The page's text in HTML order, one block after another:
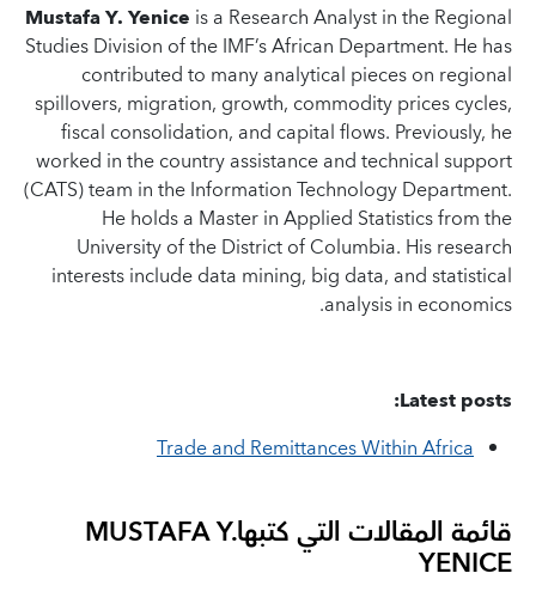
Mustafa Y. Yenice is a Research Analyst in the Regional
Studies Division of the IMF’s African Department. He has
contributed to many analytical pieces on regional
spillovers, migration, growth, commodity prices cycles,
fiscal consolidation, and capital flows. Previously, he
worked in the country assistance and technical support
(CATS) team in the Information Technology Department.
He holds a Master in Applied Statistics from the
University of the District of Columbia. His research
interests include data mining, big data, and statistical
analysis in economics.
Latest posts:
Trade and Remittances Within Africa
قائمة المقالات التي كتبهاMUSTAFA Y.
YENICE